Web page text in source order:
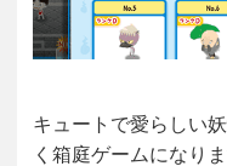
キュートで愛らしい
く箱庭ゲームになりま